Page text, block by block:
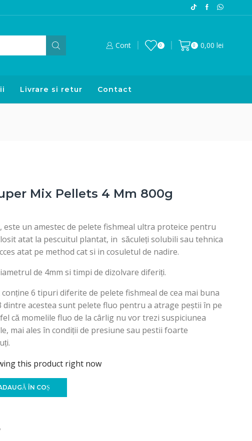
Cont 0 0 0,00 lei
Livrare si retur Contact
Mix Pellets 4 Mm 800g
este un amestec de pelete fishmeal ultra proteice pentru
atat la pescuitul plantat, in săculeți solubili sau tehnica
atat pe method cat si in cosuletul de nadire.
de 4mm si timpi de dizolvare diferiți.
6 tipuri diferite de pelete fishmeal de cea mai buna
dintre acestea sunt pelete fluo pentru a atrage peștii în pe
că momelile fluo de la cârlig nu vor trezi suspiciunea
mai ales în condiții de presiune sau pestii foarte
this product right now
ÎN COȘ